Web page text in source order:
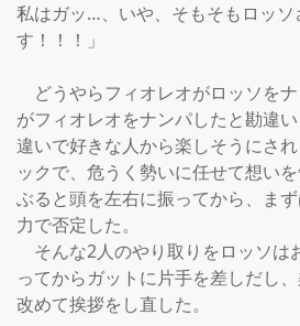
私はガッ…、いや、そもそもロッ
す！！！」
どうやらフィオレオがロッソを
がフィオレオをナンパしたと勘違
違いで好きな人から楽しそうにさ
ックで、危うく勢いに任せて想い
ぶると頭を左右に振ってから、ま
力で否定した。
そんな2人のやり取りをロッソは
ってからガットに片手を差しだし
改めて挨拶をし直した。